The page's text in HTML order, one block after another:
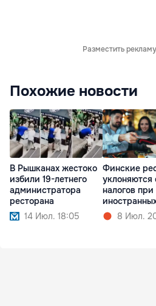
Разместить
Похожие новости
В Рышканах жестоко
избили 19-летнего
администратора
ресторана
14 Июл. 18:05
Финские
уклоняются
налогов
8 Июл.